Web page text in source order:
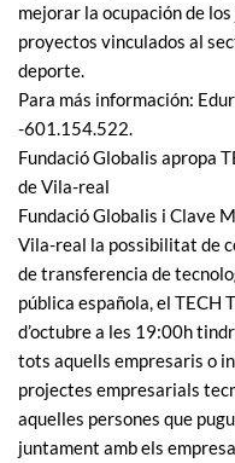
mejorar la ocupación de
proyectos vinculados al
deporte.
Para más información:
-601.154.522.
Fundació Globalis apropa
de Vila-real
Fundació Globalis i Clave
Vila-real la possibilitat de
de transferencia de
pública española, el TECH
d’octubre a les 19:00h
tots aquells empresaris o
projectes empresarials
aquelles persones que
juntament amb els